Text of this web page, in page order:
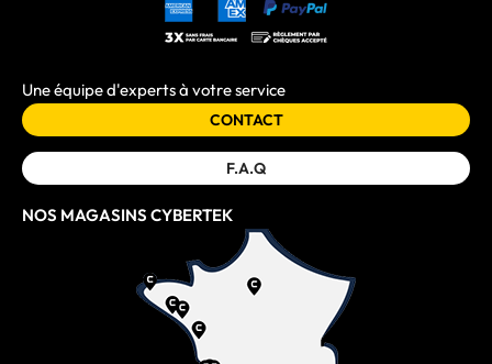
Une équipe d'experts à votre service
CONTACT
F.A.Q
NOS MAGASINS CYBERTEK